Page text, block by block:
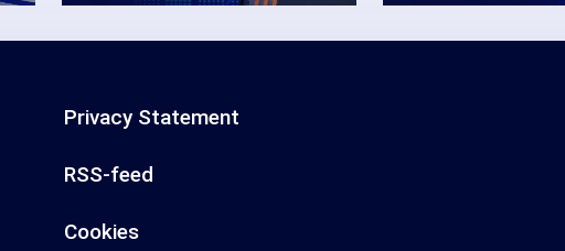
Privacy Statement
RSS-feed
Cookies